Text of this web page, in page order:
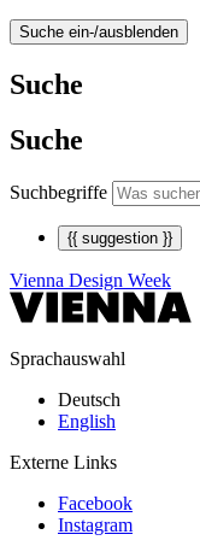
Suche ein-/ausblenden
Suche
Suche
Suchbegriffe
{{ suggestion }}
Vienna Design Week
Sprachauswahl
Deutsch
English
Externe Links
Facebook
Instagram